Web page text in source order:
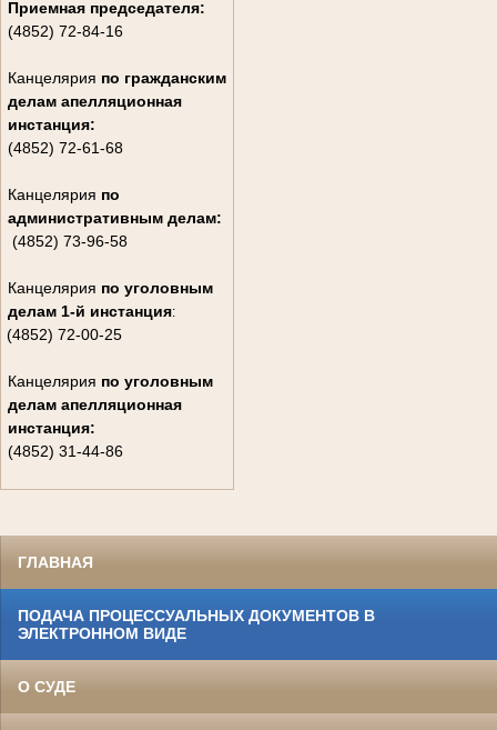
Приемная председателя:
(4852) 72-84-16
Канцелярия по гражданским
делам апелляционная
инстанция:
(4852) 72-61-68
Канцелярия по
административным делам:
(4852) 73-96-58
Канцелярия по уголовным
делам 1-й инстанция:
(4852) 72-00-25
Канцелярия по уголовным
делам апелляционная
инстанция:
(4852) 31-44-86
ГЛАВНАЯ
ПОДАЧА ПРОЦЕССУАЛЬНЫХ ДОКУМЕНТОВ В
ЭЛЕКТРОННОМ ВИДЕ
О СУДЕ